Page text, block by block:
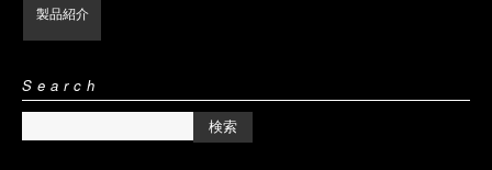
製品紹介
Search